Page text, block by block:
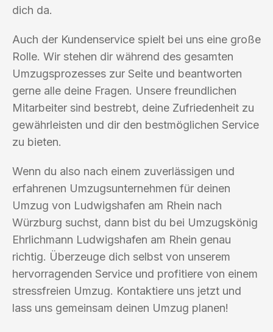
dich da.
Auch der Kundenservice spielt bei uns eine große
Rolle. Wir stehen dir während des gesamten
Umzugsprozesses zur Seite und beantworten
gerne alle deine Fragen. Unsere freundlichen
Mitarbeiter sind bestrebt, deine Zufriedenheit zu
gewährleisten und dir den bestmöglichen Service
zu bieten.
Wenn du also nach einem zuverlässigen und
erfahrenen Umzugsunternehmen für deinen
Umzug von Ludwigshafen am Rhein nach
Würzburg suchst, dann bist du bei Umzugskönig
Ehrlichmann Ludwigshafen am Rhein genau
richtig. Überzeuge dich selbst von unserem
hervorragenden Service und profitiere von einem
stressfreien Umzug. Kontaktiere uns jetzt und
lass uns gemeinsam deinen Umzug planen!